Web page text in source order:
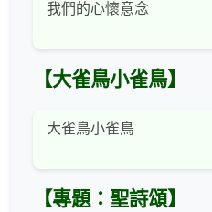
我們的心懷意念
【大雀鳥小雀鳥】
大雀鳥小雀鳥
【專題：聖詩頌】